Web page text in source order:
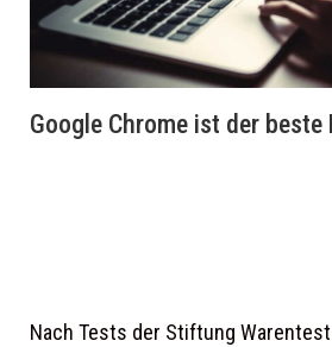
Google Chrome ist der beste
Nach Tests der Stiftung